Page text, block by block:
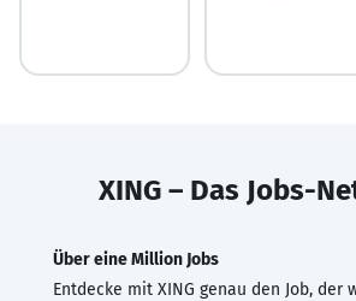
XING – Das Jobs-
Über eine Million Jobs
Entdecke mit XING genau den Job, der